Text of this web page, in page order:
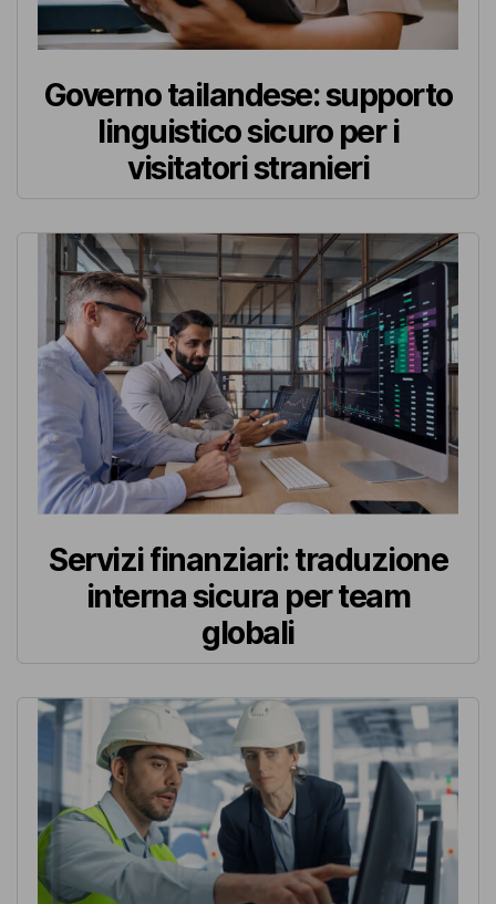
Governo tailandese: supporto
linguistico sicuro per i
visitatori stranieri
Servizi finanziari: traduzione
interna sicura per team
globali